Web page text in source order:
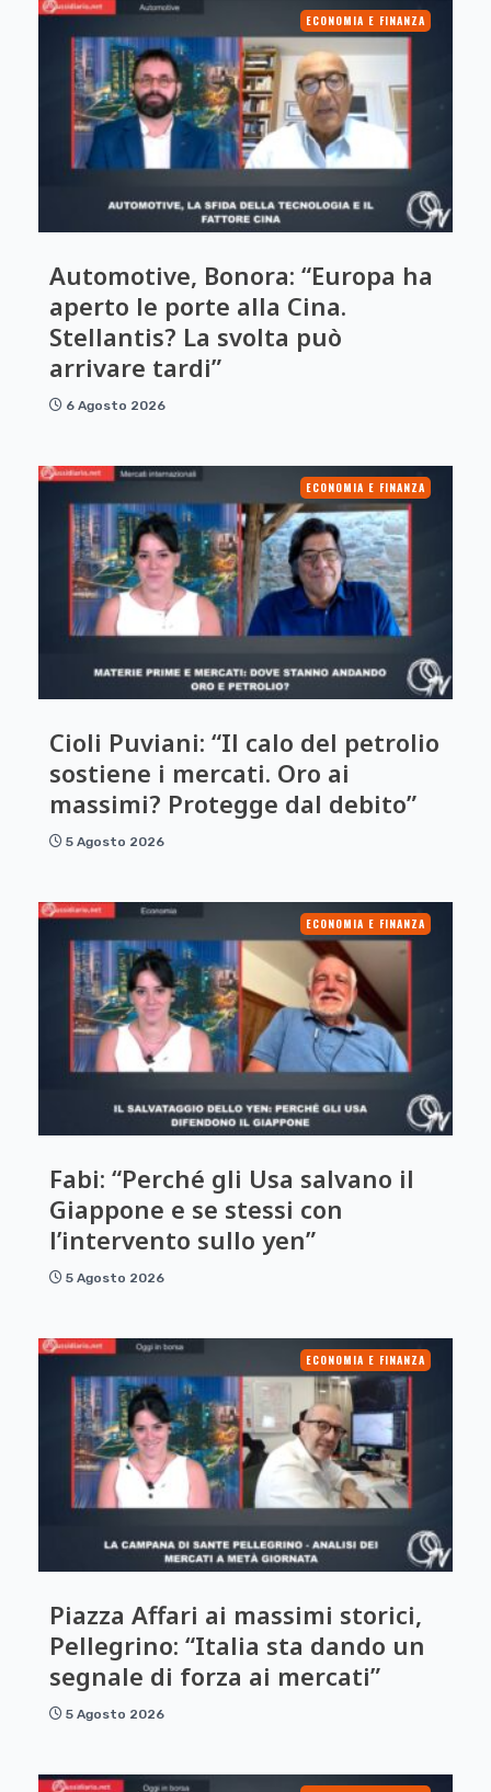
ECONOMIA E FINANZA
Automotive, Bonora: “Europa ha
aperto le porte alla Cina.
Stellantis? La svolta può
arrivare tardi”
6 Agosto 2026
ECONOMIA E FINANZA
Cioli Puviani: “Il calo del petrolio
sostiene i mercati. Oro ai
massimi? Protegge dal debito”
5 Agosto 2026
ECONOMIA E FINANZA
Fabi: “Perché gli Usa salvano il
Giappone e se stessi con
l’intervento sullo yen”
5 Agosto 2026
ECONOMIA E FINANZA
Piazza Affari ai massimi storici,
Pellegrino: “Italia sta dando un
segnale di forza ai mercati”
5 Agosto 2026